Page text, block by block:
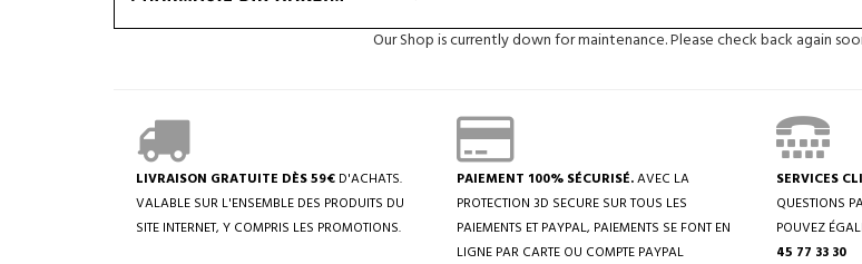
Our Shop is currently down for maintenance. Please check back again
LIVRAISON GRATUITE DÈS 59€ D'ACHATS.
VALABLE SUR L'ENSEMBLE DES PRODUITS DU
SITE INTERNET, Y COMPRIS LES PROMOTIONS.
PAIEMENT 100% SÉCURISÉ.AVEC LA
PROTECTION 3D SECURE SUR TOUS LES
PAIEMENTS ET PAYPAL, PAIEMENTS SE FONT EN
LIGNE PAR CARTE OU COMPTE PAYPAL
SERVICES
QUESTIONS
POUVEZ
45 77 33 30